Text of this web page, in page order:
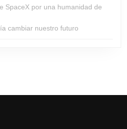
SpaceX por una humanidad de
cambiar nuestro futuro